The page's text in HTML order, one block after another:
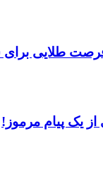
فرصت طلایی
یک پیام مرموز!